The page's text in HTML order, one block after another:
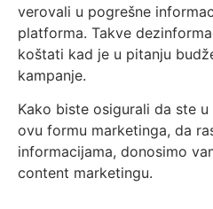
verovali u pogrešne
platforma. Takve
koštati kad je u pitanju
kampanje.
Kako biste osigurali da ste
ovu formu marketinga, da
informacijama, donosimo
content marketingu.